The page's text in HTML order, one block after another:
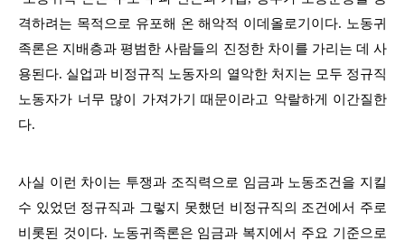
격하려는 목적으로 유포해 온 해악적 이데올로기이다. 노동귀
족론은 지배층과 평범한 사람들의 진정한 차이를 가리는 데 사
용된다. 실업과 비정규직 노동자의 열악한 처지는 모두 정규직
노동자가 너무 많이 가져가기 때문이라고 악랄하게 이간질한
다.
사실 이런 차이는 투쟁과 조직력으로 임금과 노동조건을 지킬
수 있었던 정규직과 그렇지 못했던 비정규직의 조건에서 주로
비롯된 것이다. 노동귀족론은 임금과 복지에서 주요 기준으로